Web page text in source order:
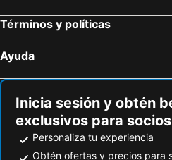
Términos y políticas
Ayuda
Inicia sesión y obtén
exclusivos para socios
Personaliza tu experiencia
Obtén ofertas y precios para